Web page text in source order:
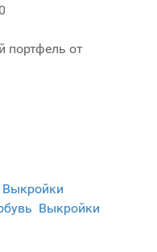
портфель от
Выкройки
Выкройки